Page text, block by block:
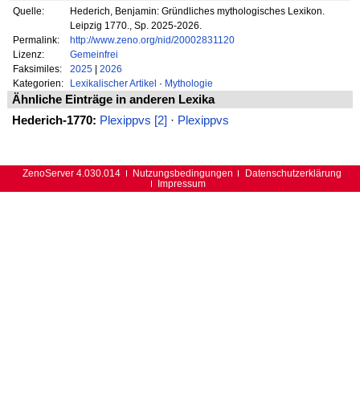
Quelle:
Hederich, Benjamin: Gründliches mythologisches Lexikon.
Leipzig 1770., Sp. 2025-2026.
Permalink:
http://www.zeno.org/nid/20002831120
Lizenz:
Gemeinfrei
Faksimiles:
2025| 2026
Kategorien:
Lexikalischer Artikel · Mythologie
Ähnliche Einträge in anderen Lexika
Hederich-1770: Plexippvs [2] · Plexippvs
ZenoServer 4.030.014 Nutzungsbedingungen
Datenschutzerklärung
Impressum